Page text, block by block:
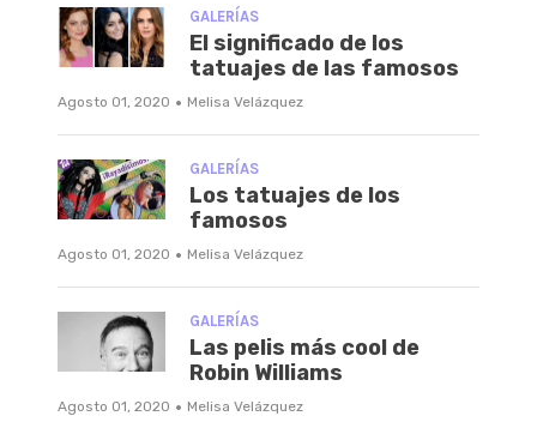
GALERÍAS
El significado de los
tatuajes de las famosos
Agosto 01, 2020 · Melisa Velázquez
GALERÍAS
Los tatuajes de los
famosos
Agosto 01, 2020 · Melisa Velázquez
GALERÍAS
Las pelis más cool de
Robin Williams
Agosto 01, 2020 · Melisa Velázquez